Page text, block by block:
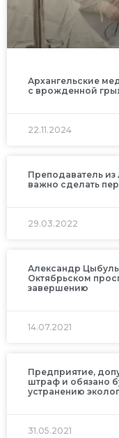
Архангельские
с врожденной
22.11.2024
Преподаватель из
важно сделать
29.03.2022
Александр
Октябрьском
завершению
14.07.2021
Предприятие,
штраф и обязано
устранению
31.05.2021